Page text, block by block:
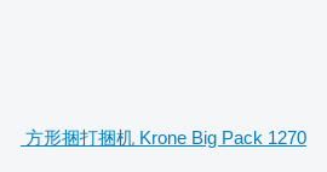
方形捆打捆机 Krone Big Pack 1270